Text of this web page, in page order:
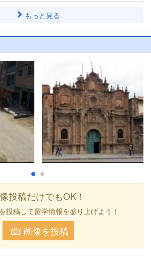
もっと見る
投稿だけでもOK！
投稿して留学情報を盛り上げよう！
画像を投稿